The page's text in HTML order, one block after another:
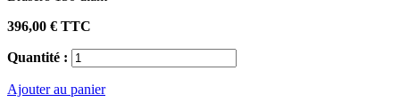
396,00 € TTC
Quantité :
Ajouter au panier